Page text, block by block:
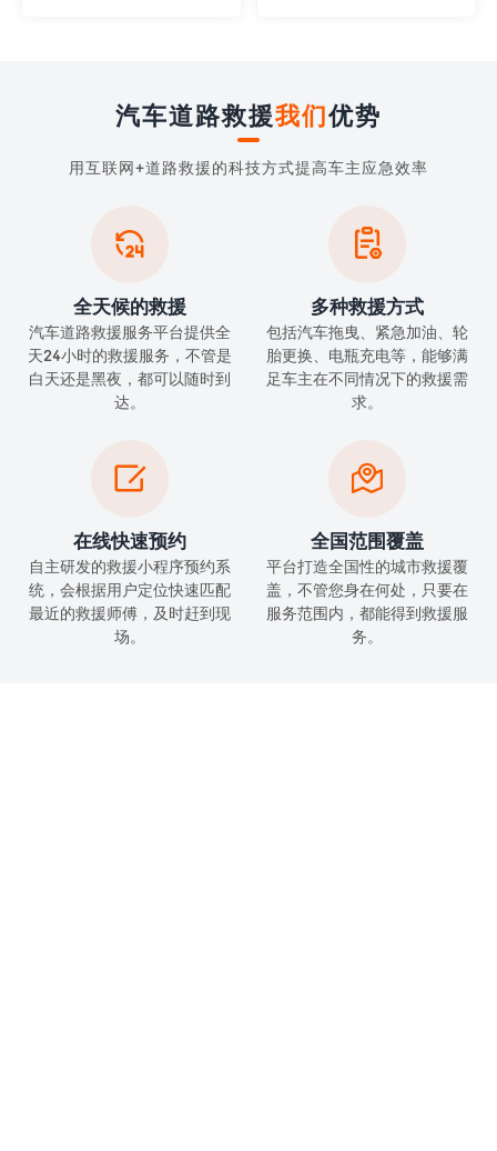
汽车道路救援我们优势
用互联网+道路救援的科技方式提高车主应急效率

全天候的救援
汽车道路救援服务平台提供全
天24小时的救援服务，不管是
白天还是黑夜，都可以随时到
达。

多种救援方式
包括汽车拖曳、紧急加油、轮
胎更换、电瓶充电等，能够满
足车主在不同情况下的救援需
求。

在线快速预约
自主研发的救援小程序预约系
统，会根据用户定位快速匹配
最近的救援师傅，及时赶到现
场。

全国范围覆盖
平台打造全国性的城市救援覆
盖，不管您身在何处，只要在
服务范围内，都能得到救援服
务。